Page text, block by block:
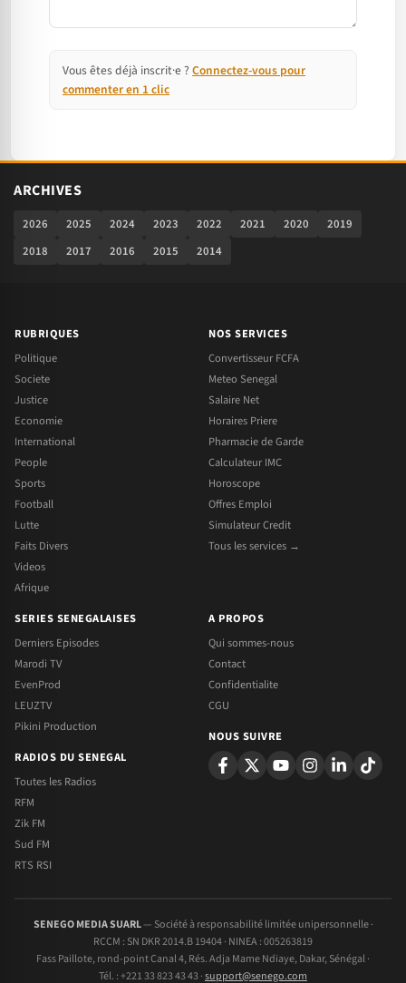
Vous êtes déjà inscrit·e ? Connectez-vous pour
commenter en 1 clic
ARCHIVES
2026 2025 2024 2023 2022 2021 2020
2019
2018
2017 2016 2015 2014
RUBRIQUES
Politique
Societe
Justice
Economie
International
People
Sports
Football
Lutte
Faits Divers
Videos
Afrique
NOS SERVICES
Convertisseur FCFA
Meteo Senegal
Salaire Net
Horaires Priere
Pharmacie de Garde
Calculateur IMC
Horoscope
Offres Emploi
Simulateur Credit
Tous les services →
SERIES SENEGALAISES
Derniers Episodes
Marodi TV
EvenProd
LEUZTV
Pikini Production
RADIOS DU SENEGAL
Toutes les Radios
RFM
Zik FM
Sud FM
RTS RSI
A PROPOS
Qui sommes-nous
Contact
Confidentialite
CGU
NOUS SUIVRE
SENEGO MEDIA SUARL— Société à responsabilité limitée unipersonnelle ·
RCCM : SN DKR 2014.B 19404 · NINEA : 005263819
Fass Paillote, rond-point Canal 4, Rés. Adja Mame Ndiaye, Dakar, Sénégal ·
Tél. : +221 33 823 43 43 ·support@senego.com